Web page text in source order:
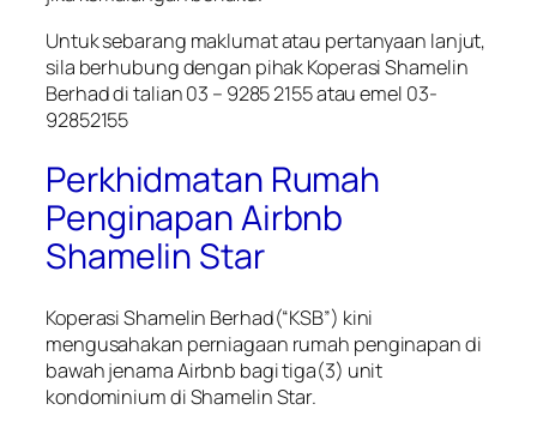
Untuk sebarang maklumat atau pertanyaan lanjut,
sila berhubung dengan pihak Koperasi Shamelin
Berhad di talian 03 – 9285 2155 atau emel 03-
92852155
Perkhidmatan Rumah
Penginapan Airbnb
Shamelin Star
Koperasi Shamelin Berhad(“KSB”) kini
mengusahakan perniagaan rumah penginapan di
bawah jenama Airbnb bagi tiga(3) unit
kondominium di Shamelin Star.